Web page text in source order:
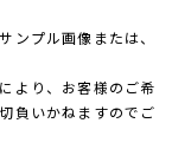
プル画像または、
より、お客様のご希
負いかねますのでご